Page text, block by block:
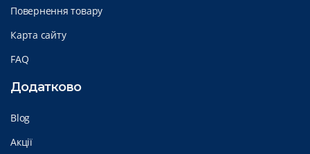
Повернення товару
Карта сайту
FAQ
Додатково
Blog
Акції